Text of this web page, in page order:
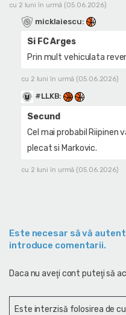
cu 2 luni în urmă (05.06.2026)
micklaiescu:
Si FC Arges
Prin mult vehiculata
cu 2 luni în urmă (05.06.2026)
#LLKB:
Secund
Cel mai probabil Riipinen
plecat si Markovic.
cu 2 luni în urmă (05.06.2026)
Este necesar să vă
introduce comentarii.
Daca nu aveţi cont puteţi să
Este interzisă folosirea de